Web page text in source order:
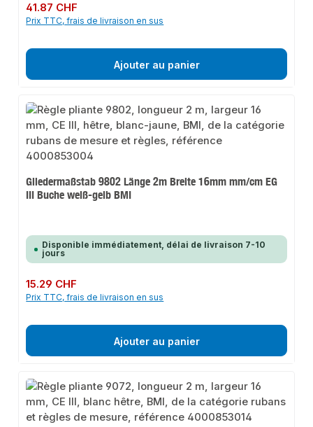
Prix régulier :
41.87 CHF
Prix TTC, frais de livraison en sus
Ajouter au panier
Gliedermaßstab 9802 Länge 2m Breite 16mm mm/cm EG
III Buche weiß-gelb BMI
Disponible immédiatement, délai de livraison 7-10
jours
Prix régulier :
15.29 CHF
Prix TTC, frais de livraison en sus
Ajouter au panier